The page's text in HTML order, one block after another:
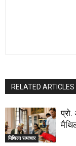
RELATED ARTICLES
मिथिला समाचार